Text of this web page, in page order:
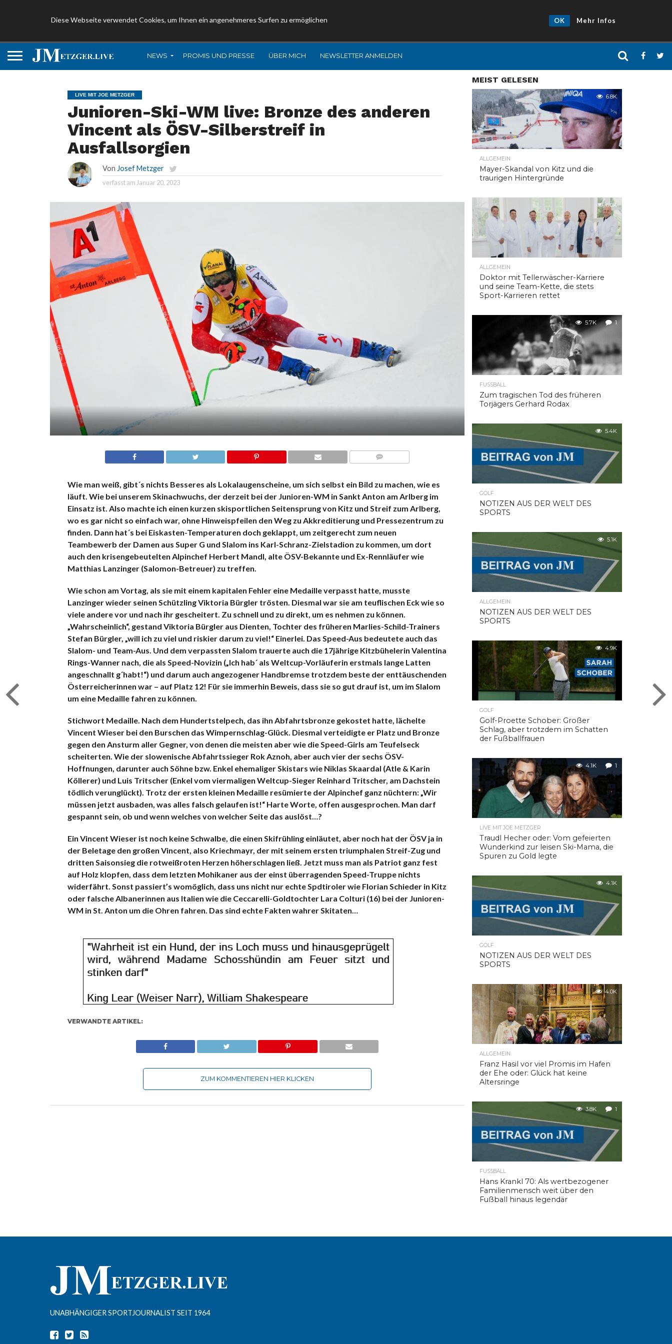
Diese Webseite verwendet Cookies, um Ihnen ein angenehmeres Surfen zu ermöglichen OK Mehr Infos
NEWS PROMIS UND PRESSE ÜBER MICH NEWSLETTER ANMELDEN
LIVE MIT JOE METZGER
Junioren-Ski-WM live: Bronze des anderen
Vincent als ÖSV-Silberstreif in
Ausfallsorgien
Von Josef Metzger
verfasst am Januar 20, 2023
Wie man weiß, gibt´s nichts Besseres als Lokalaugenscheine, um sich selbst ein Bild zu machen, wie es
läuft. Wie bei unserem Skinachwuchs, der derzeit bei der Junioren-WM in Sankt Anton am Arlberg im
Einsatz ist. Also machte ich einen kurzen skisportlichen Seitensprung von Kitz und Streif zum Arlberg,
wo es gar nicht so einfach war, ohne Hinweispfeilen den Weg zu Akkreditierung und Pressezentrum zu
finden. Dann hat´s bei Eiskasten-Temperaturen doch geklappt, um zeitgerecht zum neuen
Teambewerb der Damen aus Super G und Slalom ins Karl-Schranz-Zielstadion zu kommen, um dort
auch den krisengebeutelten Alpinchef Herbert Mandl, alte ÖSV-Bekannte und Ex-Rennläufer wie
Matthias Lanzinger (Salomon-Betreuer) zu treffen.
Wie schon am Vortag, als sie mit einem kapitalen Fehler eine Medaille verpasst hatte, musste
Lanzinger wieder seinen Schützling Viktoria Bürgler trösten. Diesmal war sie am teuflischen Eck wie so
viele andere vor und nach ihr gescheitert. Zu schnell und zu direkt, um es nehmen zu können.
„Wahrscheinlich“, gestand Viktoria Bürgler aus Dienten, Tochter des früheren Marlies-Schild-Trainers
Stefan Bürgler, „will ich zu viel und riskier darum zu viel!“ Einerlei. Das Speed-Aus bedeutete auch das
Slalom- und Team-Aus. Und dem verpassten Slalom trauerte auch die 17jährige Kitzbühelerin Valentina
Rings-Wanner nach, die als Speed-Novizin („Ich hab´ als Weltcup-Vorläuferin erstmals lange Latten
angeschnallt g´habt!“) und darum auch angezogener Handbremse trotzdem beste der enttäuschenden
Österreicherinnen war – auf Platz 12! Für sie immerhin Beweis, dass sie so gut drauf ist, um im Slalom
um eine Medaille fahren zu können.
Stichwort Medaille. Nach dem Hundertstelpech, das ihn Abfahrtsbronze gekostet hatte, lächelte
Vincent Wieser bei den Burschen das Wimpernschlag-Glück. Diesmal verteidigte er Platz und Bronze
gegen den Ansturm aller Gegner, von denen die meisten aber wie die Speed-Girls am Teufelseck
scheiterten. Wie der slowenische Abfahrtssieger Rok Aznoh, aber auch vier der sechs ÖSV-
Hoffnungen, darunter auch Söhne bzw. Enkel ehemaliger Skistars wie Niklas Skaardal (Atle & Karin
Köllerer) und Luis Tritscher (Enkel vom viermaligen Weltcup-Sieger Reinhard Tritscher, am Dachstein
tödlich verunglückt). Trotz der ersten kleinen Medaille resümierte der Alpinchef ganz nüchtern: „Wir
müssen jetzt ausbaden, was alles falsch gelaufen ist!“ Harte Worte, offen ausgesprochen. Man darf
gespannt sein, ob und wenn welches von welcher Seite das auslöst…?
Ein Vincent Wieser ist noch keine Schwalbe, die einen Skifrühling einläutet, aber noch hat der ÖSV ja in
der Beletage den großen Vincent, also Kriechmayr, der mit seinem ersten triumphalen Streif-Zug und
dritten Saisonsieg die rotweißroten Herzen höherschlagen ließ. Jetzt muss man als Patriot ganz fest
auf Holz klopfen, dass dem letzten Mohikaner aus der einst überragenden Speed-Truppe nichts
widerfährt. Sonst passiert’s womöglich, dass uns nicht nur echte Spdtiroler wie Florian Schieder in Kitz
oder falsche Albanerinnen aus Italien wie die Ceccarelli-Goldtochter Lara Colturi (16) bei der Junioren-
WM in St. Anton um die Ohren fahren. Das sind echte Fakten wahrer Skitaten…
VERWANDTE ARTIKEL:
ZUM KOMMENTIEREN HIER KLICKEN
MEIST GELESEN
6.8K
ALLGEMEIN
Mayer-Skandal von Kitz und die
traurigen Hintergründe
6.0K
ALLGEMEIN
Doktor mit Tellerwäscher-Karriere
und seine Team-Kette, die stets
Sport-Karrieren rettet
5.7K 1
FUSSBALL
Zum tragischen Tod des früheren
Torjägers Gerhard Rodax
5.4K
GOLF
NOTIZEN AUS DER WELT DES
SPORTS
5.1K
ALLGEMEIN
NOTIZEN AUS DER WELT DES
SPORTS
4.9K
GOLF
Golf-Proette Schober: Großer
Schlag, aber trotzdem im Schatten
der Fußballfrauen
4.1K 1
LIVE MIT JOE METZGER
Traudl Hecher oder: Vom gefeierten
Wunderkind zur leisen Ski-Mama, die
Spuren zu Gold legte
4.1K
GOLF
NOTIZEN AUS DER WELT DES
SPORTS
4.0K
ALLGEMEIN
Franz Hasil vor viel Promis im Hafen
der Ehe oder: Glück hat keine
Altersringe
3.8K 1
FUSSBALL
Hans Krankl 70: Als wertbezogener
Familienmensch weit über den
Fußball hinaus legendär
UNABHÄNGIGER SPORTJOURNALIST SEIT 1964